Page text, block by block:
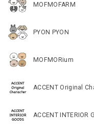
MOFMOFARM
PYON PYON
MOFMORium
ACCENT Original
ACCENT INTERIOR